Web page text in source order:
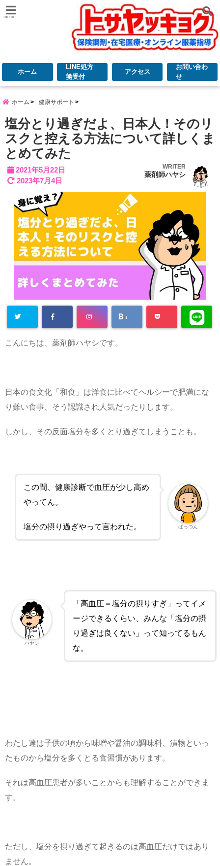
menu
ホーム
LINE処方
箋受付
アクセス
お問い合わ
せ
ホーム 健康サポート
塩分とり過ぎだよ、日本人！そのリ
スクと控える方法について詳しくま
とめてみた
2021年5月22日
2023年7月4日
WRITER
薬剤師ハヤシ
1
こんにちは、薬剤師ハヤシです。
日本の食文化「和食」は洋食に比べてヘルシーで肥満にな
り難い食事、そう認識され人気だったりします。
しかし、その反面塩分を多くとり過ぎてしまうことも。
この間、健康診断で血圧が少し高め
やってん。
塩分の摂り過ぎやって言われた。 ぱっつん
「高血圧＝塩分の摂りすぎ」ってイメ
ージできるくらい、みんな「塩分の摂
り過ぎは良くない」って知ってるもん
な。
ハヤシ
わたし達は子供の頃から味噌や醤油の調味料、漬物といっ
たものから塩分を多くとる食習慣があります。
それは高血圧患者が多いことからも理解することができま
す。
ただし、塩分を摂り過ぎて起きるのは高血圧だけではあり
ません。